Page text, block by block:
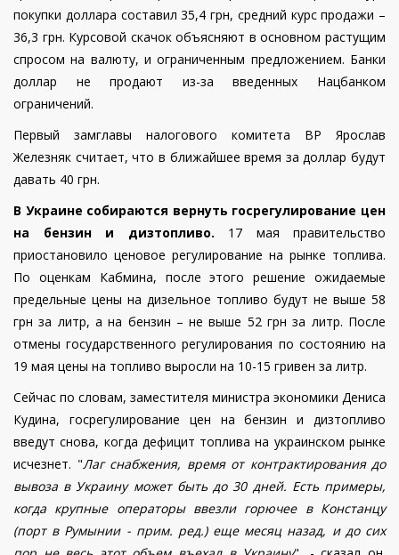
покупки доллара составил 35,4 грн, средний курс продажи –
36,3 грн. Курсовой скачок объясняют в основном растущим
спросом на валюту, и ограниченным предложением. Банки
доллар не продают из-за введенных Нацбанком
ограничений.
Первый замглавы налогового комитета ВР Ярослав
Железняк считает, что в ближайшее время за доллар будут
давать 40 грн.
В Украине собираются вернуть госрегулирование цен
на бензин и дизтопливо.
17 мая правительство
приостановило ценовое регулирование на рынке топлива.
По оценкам Кабмина, после этого решение ожидаемые
предельные цены на дизельное топливо будут не выше 58
грн за литр, а на бензин – не выше 52 грн за литр. После
отмены государственного регулирования по состоянию на
19 мая цены на топливо выросли на 10-15 гривен за литр.
Сейчас по словам, заместителя министра экономики Дениса
Кудина, госрегулирование цен на бензин и дизтопливо
введут снова, когда дефицит топлива на украинском рынке
исчезнет. "Лаг снабжения, время от контрактирования до
вывоза в Украину может быть до 30 дней. Есть примеры,
когда крупные операторы ввезли горючее в Констанцу
(порт в Румынии - прим. ред.) еще месяц назад, и до сих